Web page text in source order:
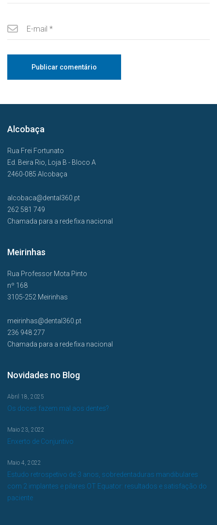
Alcobaça
Rua Frei Fortunato
Ed. Beira Rio, Loja B - Bloco A
2460-085 Alcobaça
alcobaca@dental360.pt
262 581 749
Chamada para a rede fixa nacional
Meirinhas
Rua Professor Mota Pinto
nº 168
3105-252 Meirinhas
meirinhas@dental360.pt
236 948 277
Chamada para a rede fixa nacional
Novidades no Blog
Os doces fazem mal aos dentes?
Abril 18, 2025
Enxerto de Conjuntivo
Maio 23, 2022
Estudo retrospetivo de 3 anos, sobredentaduras mandibulares
com 2 implantes e pilares OT Equator: resultados e satisfação do
paciente
Maio 4, 2022